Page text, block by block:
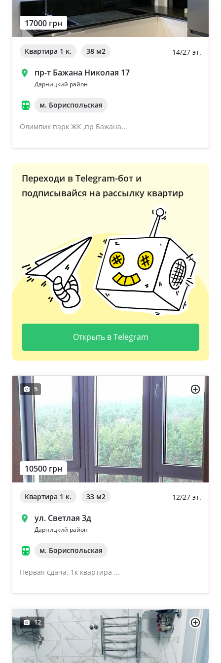
17000 грн
Квартира 1 к. 38 м2 14/27 эт.
пр-т Бажана Николая 17
Дарницкий район
м. Бориспольская
Олимпик парк ЖК ,пр Бажана...
5
10500 грн
Квартира 1 к. 33 м2 12/27 эт.
ул. Светлая 3д
Дарницкий район
м. Бориспольская
Первая сдача. 1к квартира ...
12
Переходи в Telegram-бот и
подписывайся на рассылку квартир
Открыть в Telegram